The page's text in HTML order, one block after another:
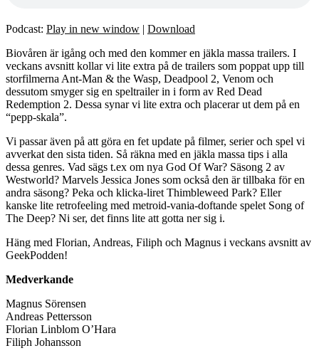
Podcast: Play in new window | Download
Biovåren är igång och med den kommer en jäkla massa trailers. I
veckans avsnitt kollar vi lite extra på de trailers som poppat upp till
storfilmerna Ant-Man & the Wasp, Deadpool 2, Venom och
dessutom smyger sig en speltrailer in i form av Red Dead
Redemption 2. Dessa synar vi lite extra och placerar ut dem på en
“pepp-skala”.
Vi passar även på att göra en fet update på filmer, serier och spel vi
avverkat den sista tiden. Så räkna med en jäkla massa tips i alla
dessa genres. Vad sägs t.ex om nya God Of War? Säsong 2 av
Westworld? Marvels Jessica Jones som också den är tillbaka för en
andra säsong? Peka och klicka-liret Thimbleweed Park? Eller
kanske lite retrofeeling med metroid-vania-doftande spelet Song of
The Deep? Ni ser, det finns lite att gotta ner sig i.
Häng med Florian, Andreas, Filiph och Magnus i veckans avsnitt av
GeekPodden!
Medverkande
Magnus Sörensen
Andreas Pettersson
Florian Linblom O’Hara
Filiph Johansson